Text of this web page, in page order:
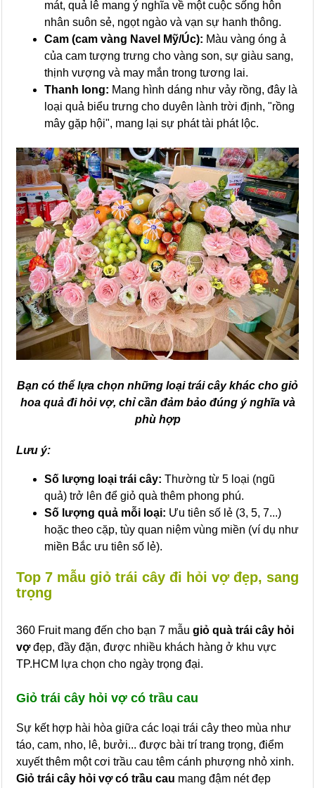
mát, quả lê mang ý nghĩa về một cuộc sống hôn
nhân suôn sẻ, ngọt ngào và vạn sự hanh thông.
Cam (cam vàng Navel Mỹ/Úc): Màu vàng óng ả
của cam tượng trưng cho vàng son, sự giàu sang,
thịnh vượng và may mắn trong tương lai.
Thanh long: Mang hình dáng như vảy rồng, đây là
loại quả biểu trưng cho duyên lành trời định, "rồng
mây gặp hội", mang lại sự phát tài phát lộc.
Bạn có thể lựa chọn những loại trái cây khác cho giỏ
hoa quả đi hỏi vợ, chỉ cần đảm bảo đúng ý nghĩa và
phù hợp
Lưu ý:
Số lượng loại trái cây: Thường từ 5 loại (ngũ
quả) trở lên để giỏ quà thêm phong phú.
Số lượng quả mỗi loại: Ưu tiên số lẻ (3, 5, 7...)
hoặc theo cặp, tùy quan niệm vùng miền (ví dụ như
miền Bắc ưu tiên số lẻ).
Top 7 mẫu giỏ trái cây đi hỏi vợ đẹp, sang
trọng
360 Fruit mang đến cho bạn 7 mẫu giỏ quà trái cây hỏi
vợđẹp, đầy đặn, được nhiều khách hàng ở khu vực
TP.HCM lựa chọn cho ngày trọng đại.
Giỏ trái cây hỏi vợ có trầu cau
Sự kết hợp hài hòa giữa các loại trái cây theo mùa như
táo, cam, nho, lê, bưởi... được bài trí trang trọng, điểm
xuyết thêm một cơi trầu cau têm cánh phượng nhỏ xinh.
Giỏ trái cây hỏi vợ có trầu cau mang đậm nét đẹp